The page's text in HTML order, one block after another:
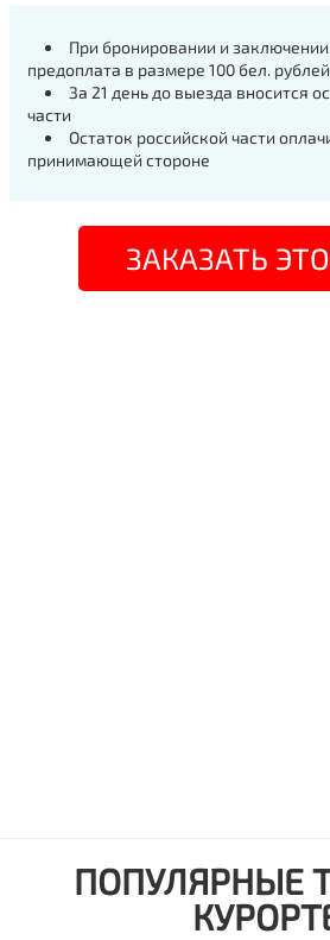
При бронировании и
предоплата в размере 100 бел.
За 21 день до выезда вносится
части
Остаток российской части
принимающей стороне
ЗАКАЗАТЬ
ПОПУЛЯРНЫЕ